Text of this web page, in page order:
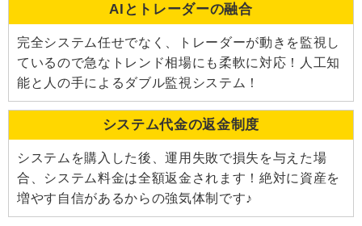
AIとトレーダーの融合
完全システム任せでなく、トレーダーが動きを監視し
ているので急なトレンド相場にも柔軟に対応！人工知
能と人の手によるダブル監視システム！
システム代金の返金制度
システムを購入した後、運用失敗で損失を与えた場
合、システム料金は全額返金されます！絶対に資産を
増やす自信があるからの強気体制です♪